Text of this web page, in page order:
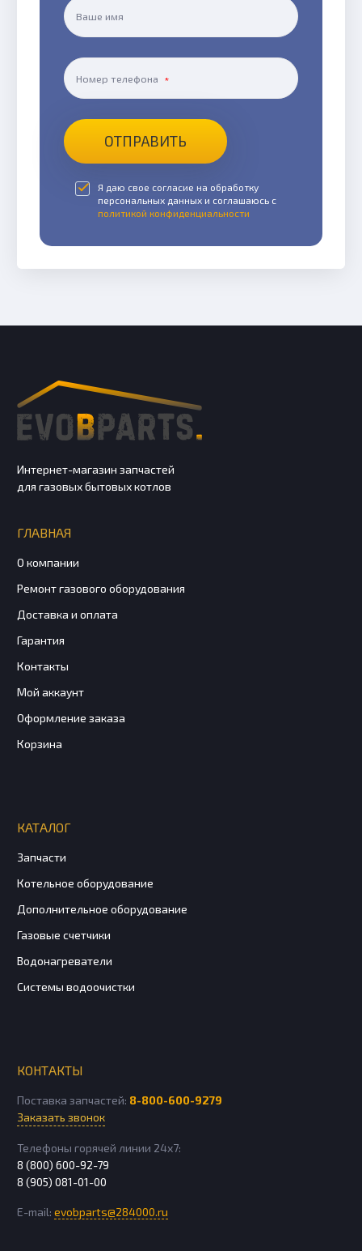
Ваше имя
Номер телефона
ОТПРАВИТЬ
Я даю свое согласие на обработку
персональных данных и соглашаюсь с
политикой конфиденциальности
Интернет-магазин запчастей
для газовых бытовых котлов
ГЛАВНАЯ
О компании
Ремонт газового оборудования
Доставка и оплата
Гарантия
Контакты
Мой аккаунт
Оформление заказа
Корзина
КАТАЛОГ
Запчасти
Котельное оборудование
Дополнительное оборудование
Газовые счетчики
Водонагреватели
Системы водоочистки
КОНТАКТЫ
Поставка запчастей: 8-800-600-9279
Заказать звонок
Телефоны горячей линии 24х7:
8 (800) 600-92-79
8 (905) 081-01-00
E-mail: evobparts@284000.ru